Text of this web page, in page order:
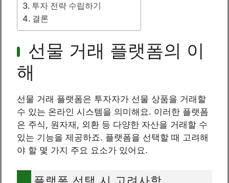
투자 전략 수립하기
결론
선물 거래 플랫폼의 이
해
선물 거래 플랫폼은 투자자가 선물 상품을 거래할
수 있는 온라인 시스템을 의미해요. 이러한 플랫폼
은 주식, 원자재, 외환 등 다양한 자산을 거래할 수
있는 기능을 제공하죠. 플랫폼을 선택할 때 고려해
야 할 몇 가지 주요 요소가 있어요.
플랫폼 선택 시 고려사항